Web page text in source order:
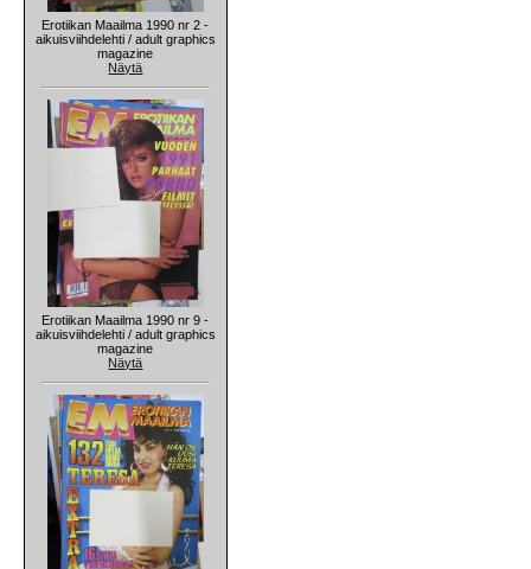
Erotiikan Maailma 1990 nr 2 -
aikuisviihdelehti / adult graphics
magazine
Näytä
Erotiikan Maailma 1990 nr 9 -
aikuisviihdelehti / adult graphics
magazine
Näytä